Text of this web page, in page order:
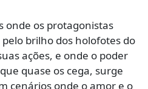
onde os protagonistas
brilho dos holofotes do
ações, e onde o poder
quase os cega, surge
cenários onde o amor e o